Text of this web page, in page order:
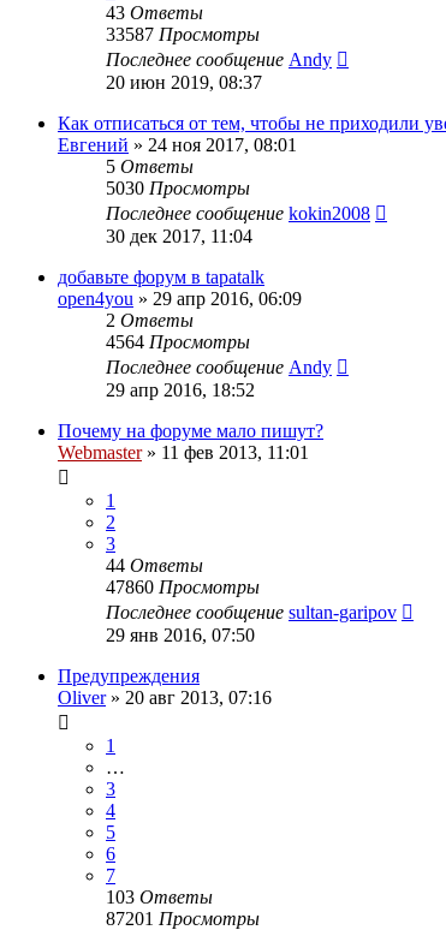
43 Ответы
33587 Просмотры
Последнее сообщение Andy
20 июн 2019, 08:37
Как отписаться от тем, чтобы не приходили
Евгений » 24 ноя 2017, 08:01
5 Ответы
5030 Просмотры
Последнее сообщение kokin2008
30 дек 2017, 11:04
добавьте форум в tapatalk
open4you » 29 апр 2016, 06:09
2 Ответы
4564 Просмотры
Последнее сообщение Andy
29 апр 2016, 18:52
Почему на форуме мало пишут?
Webmaster» 11 фев 2013, 11:01
1
2
3
44 Ответы
47860 Просмотры
Последнее сообщение sultan-garipov
29 янв 2016, 07:50
Предупреждения
Oliver» 20 авг 2013, 07:16
1
…
3
4
5
6
7
103 Ответы
87201 Просмотры